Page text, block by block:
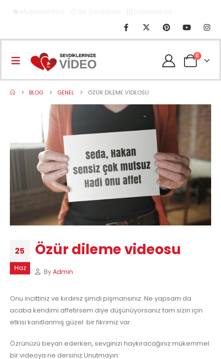
0
BLOG GENEL ÖZÜR DILEME VIDEOSU
25
Haz
Özür dileme videosu
ByAdmin
Onu incittiniz ve kırdınız şimdi pişmansınız. Ne yapsam da
acaba kendimi affetirsem diye düşünüyorsanız tam sizin için
etkisi kanıtlanmış güzel bir fikrimiz var.
Özrünüzü beyan ederken, sevginizi haykıracağınız mükemmel
bir videoya ne dersiniz.Unutmayın: